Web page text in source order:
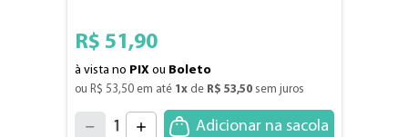
R$ 51 ,90
à vista no PIXou Boleto
ou R$ 53,50 em até 1 x de R$ 53,50 sem juros
1 Adicionar na sacola